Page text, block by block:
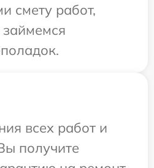
смету работ,
всех работ и
получите